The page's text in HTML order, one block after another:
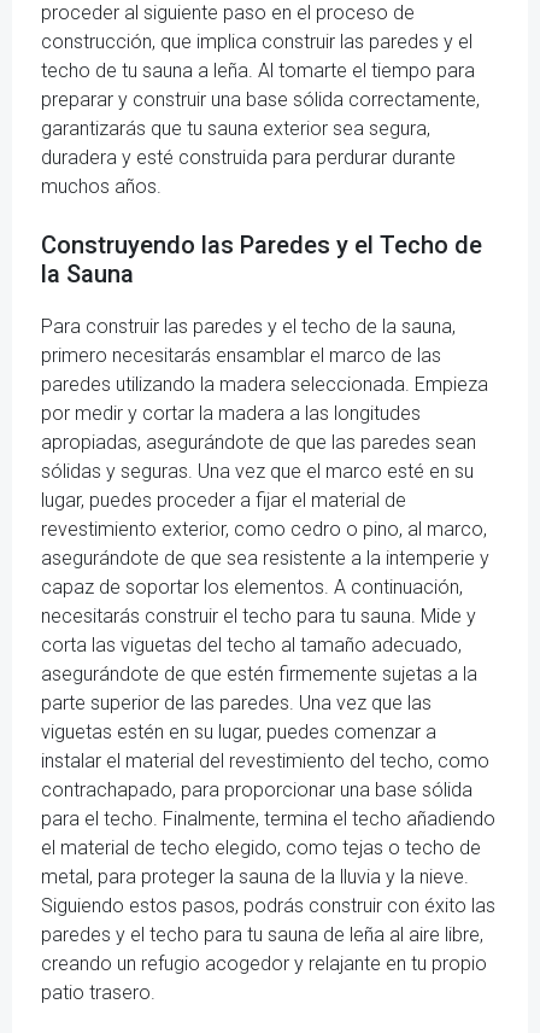
proceder al siguiente paso en el proceso de
construcción, que implica construir las paredes y el
techo de tu sauna a leña. Al tomarte el tiempo para
preparar y construir una base sólida correctamente,
garantizarás que tu sauna exterior sea segura,
duradera y esté construida para perdurar durante
muchos años.
Construyendo las Paredes y el Techo de
la Sauna
Para construir las paredes y el techo de la sauna,
primero necesitarás ensamblar el marco de las
paredes utilizando la madera seleccionada. Empieza
por medir y cortar la madera a las longitudes
apropiadas, asegurándote de que las paredes sean
sólidas y seguras. Una vez que el marco esté en su
lugar, puedes proceder a fijar el material de
revestimiento exterior, como cedro o pino, al marco,
asegurándote de que sea resistente a la intemperie y
capaz de soportar los elementos. A continuación,
necesitarás construir el techo para tu sauna. Mide y
corta las viguetas del techo al tamaño adecuado,
asegurándote de que estén firmemente sujetas a la
parte superior de las paredes. Una vez que las
viguetas estén en su lugar, puedes comenzar a
instalar el material del revestimiento del techo, como
contrachapado, para proporcionar una base sólida
para el techo. Finalmente, termina el techo añadiendo
el material de techo elegido, como tejas o techo de
metal, para proteger la sauna de la lluvia y la nieve.
Siguiendo estos pasos, podrás construir con éxito las
paredes y el techo para tu sauna de leña al aire libre,
creando un refugio acogedor y relajante en tu propio
patio trasero.